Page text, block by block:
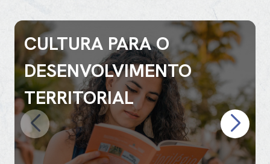
CULTURA PARA O
DESENVOLVIMENTO
TERRITORIAL